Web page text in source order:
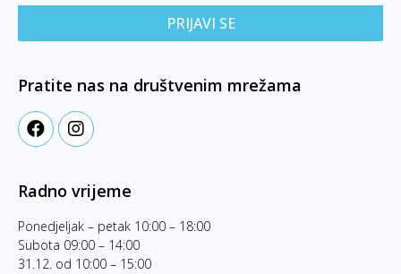
PRIJAVI SE
Pratite nas na društvenim mrežama
Radno vrijeme
Ponedjeljak – petak 10:00 – 18:00
Subota 09:00 – 14:00
31.12. od 10:00 – 15:00